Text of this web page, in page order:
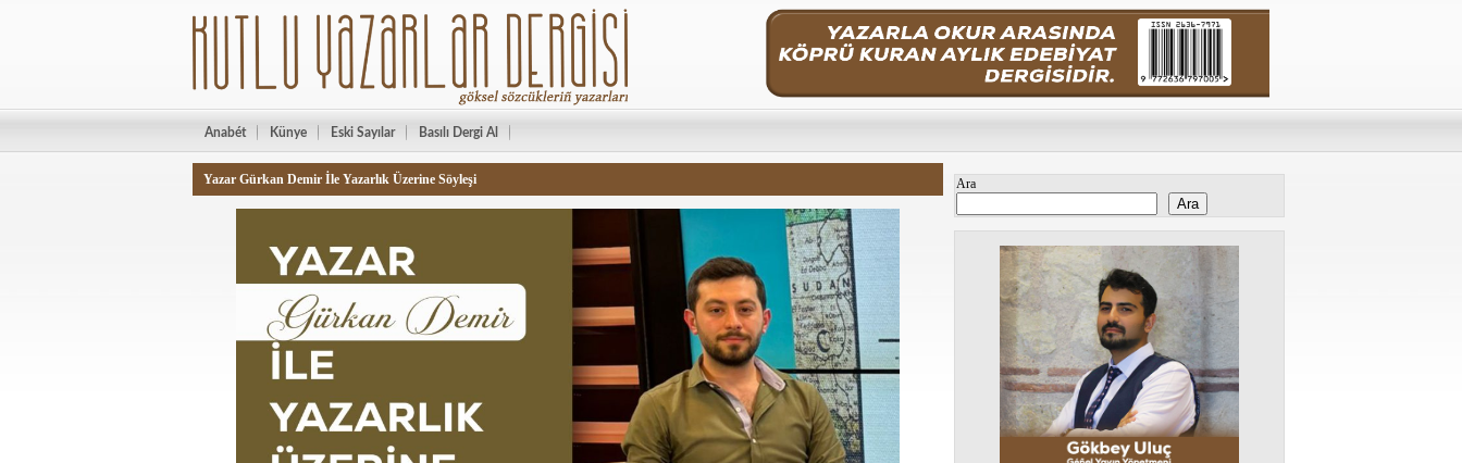
Anabét Künye Eski Sayılar Basılı Dergi Al
Yazar Gürkan Demir İle Yazarlık Üzerine Söyleşi Ara
Ara